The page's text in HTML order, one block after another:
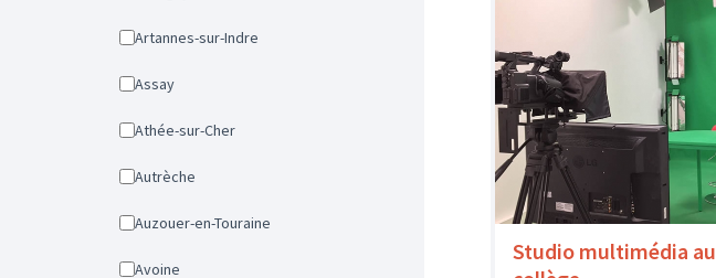
Artannes-sur-Indre
Assay
Athée-sur-Cher
Autrèche
Auzouer-en-Touraine
Avoine
Studio multimédia au